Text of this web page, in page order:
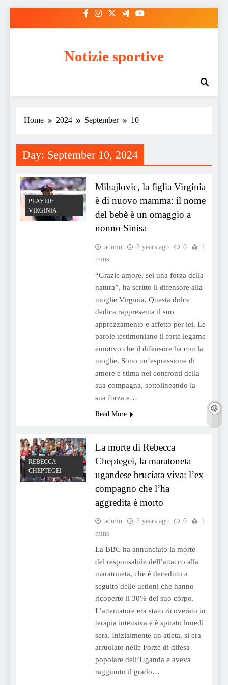
Notizie sportive
Home 2024 September 10
Day: September 10, 2024
PLAYER:
VIRGINIA
Mihajlovic, la figlia Virginia
è di nuovo mamma: il nome
del bebè è un omaggio a
nonno Sinisa
admin 2 years ago 0
1
mins
“Grazie amore, sei una forza della
natura”, ha scritto il difensore alla
moglie Virginia. Questa dolce
dedica rappresenta il suo
apprezzamento e affetto per lei. Le
parole testimoniano il forte legame
emotivo che il difensore ha con la
moglie. Sono un’espressione di
amore e stima nei confronti della
sua compagna, sottolineando la
sua forza e…
Read More
REBECCA
CHEPTEGEI
La morte di Rebecca
Cheptegei, la maratoneta
ugandese bruciata viva: l’ex
compagno che l’ha
aggredita è morto
admin 2 years ago 0
1
mins
La BBC ha annunciato la morte
del responsabile dell’attacco alla
maratoneta, che è deceduto a
seguito delle ustioni che hanno
ricoperto il 30% del suo corpo.
L’attentatore era stato ricoverato in
terapia intensiva e è spirato lunedì
sera. Inizialmente un atleta, si era
arruolato nelle Forze di difesa
popolare dell’Uganda e aveva
raggiunto il grado…